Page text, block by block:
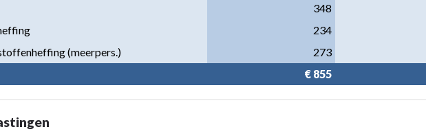
348
234
(meerpers.)
273
€ 855